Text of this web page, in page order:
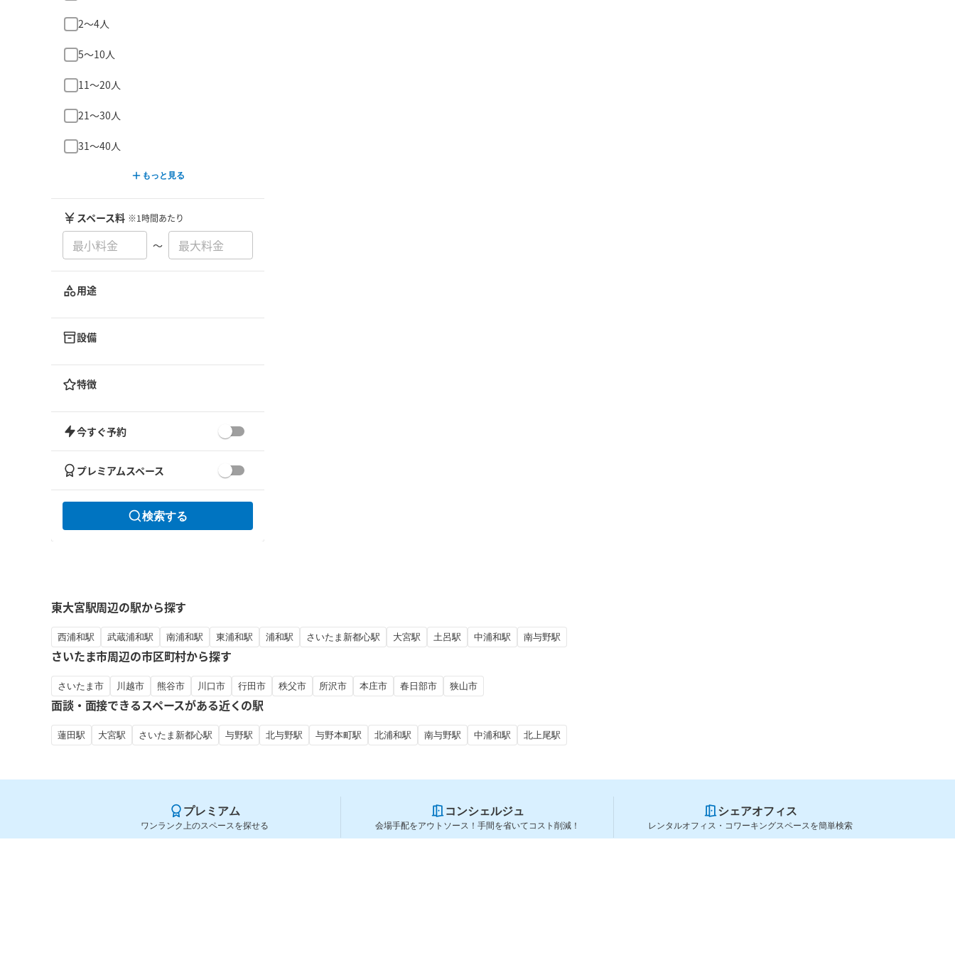
2〜4人
5〜10人
11〜20人
21〜30人
31〜40人
もっと見る
スペース料 ※1時間あたり
〜
用途
設備
特徴
今すぐ予約
プレミアムスペース
検索する
東大宮駅周辺の駅から探す
西浦和駅 武蔵浦和駅 南浦和駅 東浦和駅 浦和駅 さいたま新都心駅 大宮駅 土呂駅 中浦和駅 南与野駅
さいたま市周辺の市区町村から探す
さいたま市 川越市 熊谷市 川口市 行田市 秩父市 所沢市 本庄市 春日部市 狭山市
面談・面接できるスペースがある近くの駅
蓮田駅 大宮駅 さいたま新都心駅 与野駅 北与野駅 与野本町駅 北浦和駅 南与野駅 中浦和駅 北上尾駅
プレミアム
ワンランク上のスペースを探せる
コンシェルジュ
会場手配をアウトソース！手間を省いてコスト削減！
シェアオフィス
レンタルオフィス・コワーキングスペースを簡単検索